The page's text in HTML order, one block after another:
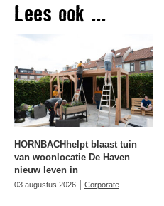
Lees ook ...
HORNBACHhelpt blaast tuin
van woonlocatie De Haven
nieuw leven in
03 augustus 2026 | Corporate